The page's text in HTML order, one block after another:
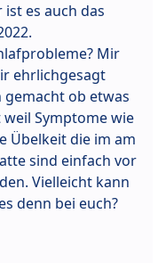
es auch das
Mir
ehrlichgesagt
gemacht ob etwas
Symptome wie
Übelkeit die im am
sind einfach vor
Vielleicht kann
denn bei euch?